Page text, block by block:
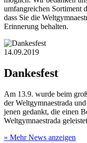
umfangreichen Sortiment
dass Sie die
Erinnerung behalten.
14.09.2019
Dankesfest
Am 13.9. wurde beim
der Weltgymnaestrada
jenen gedankt, die einen
Weltgymnaestrada
» Mehr News anzeigen